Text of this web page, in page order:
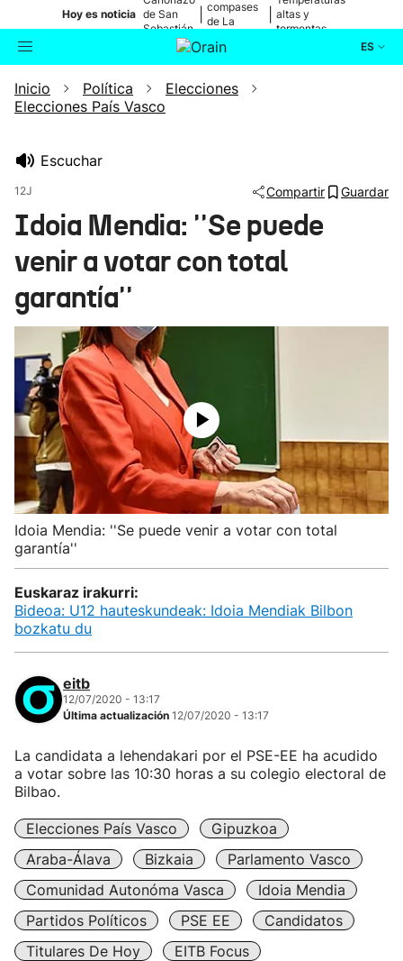
Hoy es noticia de San
Sebastián
compases
de La
altas y
tormentas
ES
Buscador Actualidad
Ikusmiran
Inicio Política
Elecciones
Elecciones País Vasco
Escuchar
12J Compartir Guardar
Idoia Mendia: ''Se puede
venir a votar con total
garantía''
Idoia Mendia: ''Se puede venir a votar con total
garantía''
Euskaraz irakurri:
Bideoa: U12 hauteskundeak: Idoia Mendiak Bilbon
bozkatu du
eitb
12/07/2020 - 13:17
Última actualización 12/07/2020 - 13:17
La candidata a lehendakari por el PSE-EE ha acudido
a votar sobre las 10:30 horas a su colegio electoral de
Bilbao.
Elecciones País Vasco
Gipuzkoa
Araba-Álava
Bizkaia
Parlamento Vasco
Comunidad Autonóma Vasca
Idoia Mendia
Partidos Políticos
PSE EE
Candidatos
Titulares De Hoy
EITB Focus